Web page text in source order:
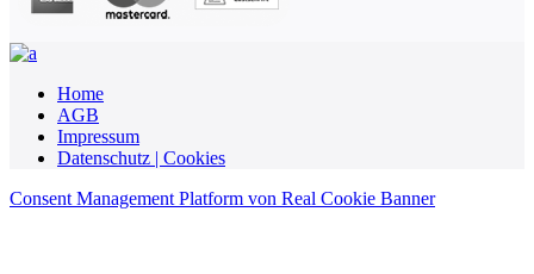
Home
AGB
Impressum
Datenschutz | Cookies
Consent Management Platform von Real Cookie Banner